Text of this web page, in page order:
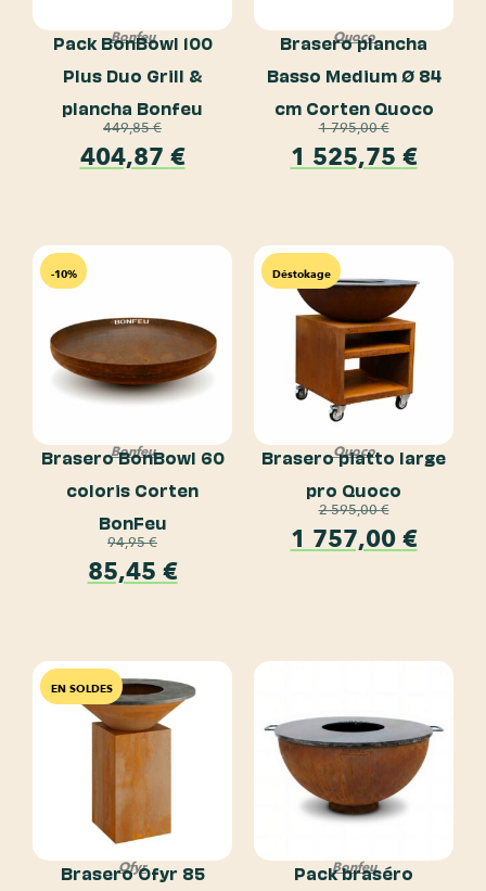
Bonfeu
Pack BonBowl 100
Plus Duo Grill &
plancha Bonfeu
449,85€
404,87 €
Quoco
Brasero plancha
Basso Medium Ø 84
cm Corten Quoco
1 795,00€
1 525,75 €
-10%
Bonfeu
Brasero BonBowl 60
coloris Corten
BonFeu
94,95€
85,45 €
Déstokage
Quoco
Brasero piatto large
pro Quoco
2 595,00€
1 757,00 €
EN SOLDES
Ofyr
Brasero Ofyr 85
Bonfeu
Pack braséro